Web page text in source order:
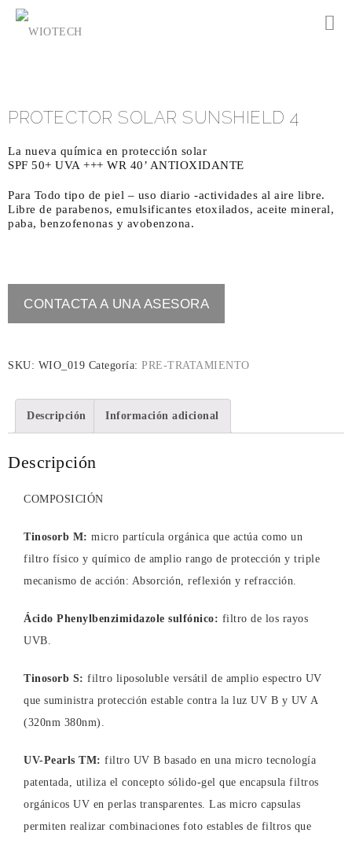
PROTECTOR SOLAR SUNSHIELD 4
La nueva química en protección solar
SPF 50+ UVA +++ WR 40’ ANTIOXIDANTE
Para Todo tipo de piel – uso diario -actividades al aire libre.
Libre de parabenos, emulsificantes etoxilados, aceite mineral,
paba, benzofenonas y avobenzona.
CONTACTA A UNA ASESORA
SKU: WIO_019 Categoría: PRE-TRATAMIENTO
Descripción Información adicional
Descripción
COMPOSICIÓN
Tinosorb M: micro partícula orgánica que actúa como un
filtro físico y químico de amplio rango de protección y triple
mecanismo de acción: Absorción, reflexión y refracción.
Ácido Phenylbenzimidazole sulfónico: filtro de los rayos
UVB.
Tinosorb S: filtro liposoluble versátil de amplio espectro UV
que suministra protección estable contra la luz UV B y UV A
(320nm 380nm).
UV-Pearls TM: filtro UV B basado en una micro tecnología
patentada, utiliza el concepto sólido-gel que encapsula filtros
orgánicos UV en perlas transparentes. Las micro capsulas
permiten realizar combinaciones foto estables de filtros que